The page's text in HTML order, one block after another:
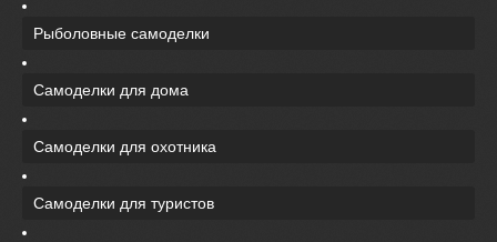
Рыболовные самоделки
Самоделки для дома
Самоделки для охотника
Самоделки для туристов